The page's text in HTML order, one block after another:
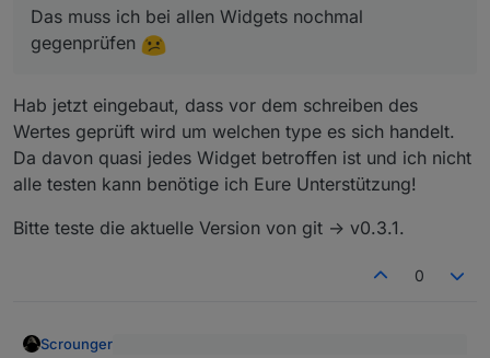
mein Vorhaben überhaupt geeignet?
korrekten type umgewandelt werden. Das scheint
aber wohl nicht so zu sein.
Das muss ich bei allen Widgets nochmal
Das muss ich bei allen Widgets nochmal
gegenprüfen
Hab jetzt eingebaut, dass vor dem schreiben des
Wertes geprüft wird um welchen type es sich handelt.
Da davon quasi jedes Widget betroffen ist und ich nicht
alle testen kann benötige ich Eure Unterstützung!
Bitte teste die aktuelle Version von git -> v0.3.1.
0
Scrounger